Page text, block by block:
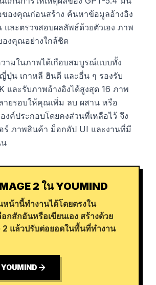
ของคุณก่อนสร้าง ค้นหาข้อมูลอ้างอิง
และตรวจสอบผลลัพธ์ด้วยตัวเอง ภาพ
องคุณอย่างใกล้ชิด
ามในภาพได้เกือบสมบูรณ์แบบทั้ง
ปุ่น เกาหลี ฮินดี และอื่น ๆ รองรับ
และรับภาพอ้างอิงได้สูงสุด 16 ภาพ
ายรอบให้คุณเพิ่ม ลบ ผสาน หรือ
งค์ประกอบโดยคงส่วนที่เหลือไว้ จึง
อร์ ภาพสินค้า ม็อกอัป UI และงานที่มี
2 ใน YOUMIND
น้านี้ทำงานได้โดยตรงใน
กสักอันหรือเขียนเอง สร้างด้วย
2 แล้วปรับต่อยอดในพื้นที่ทำงาน